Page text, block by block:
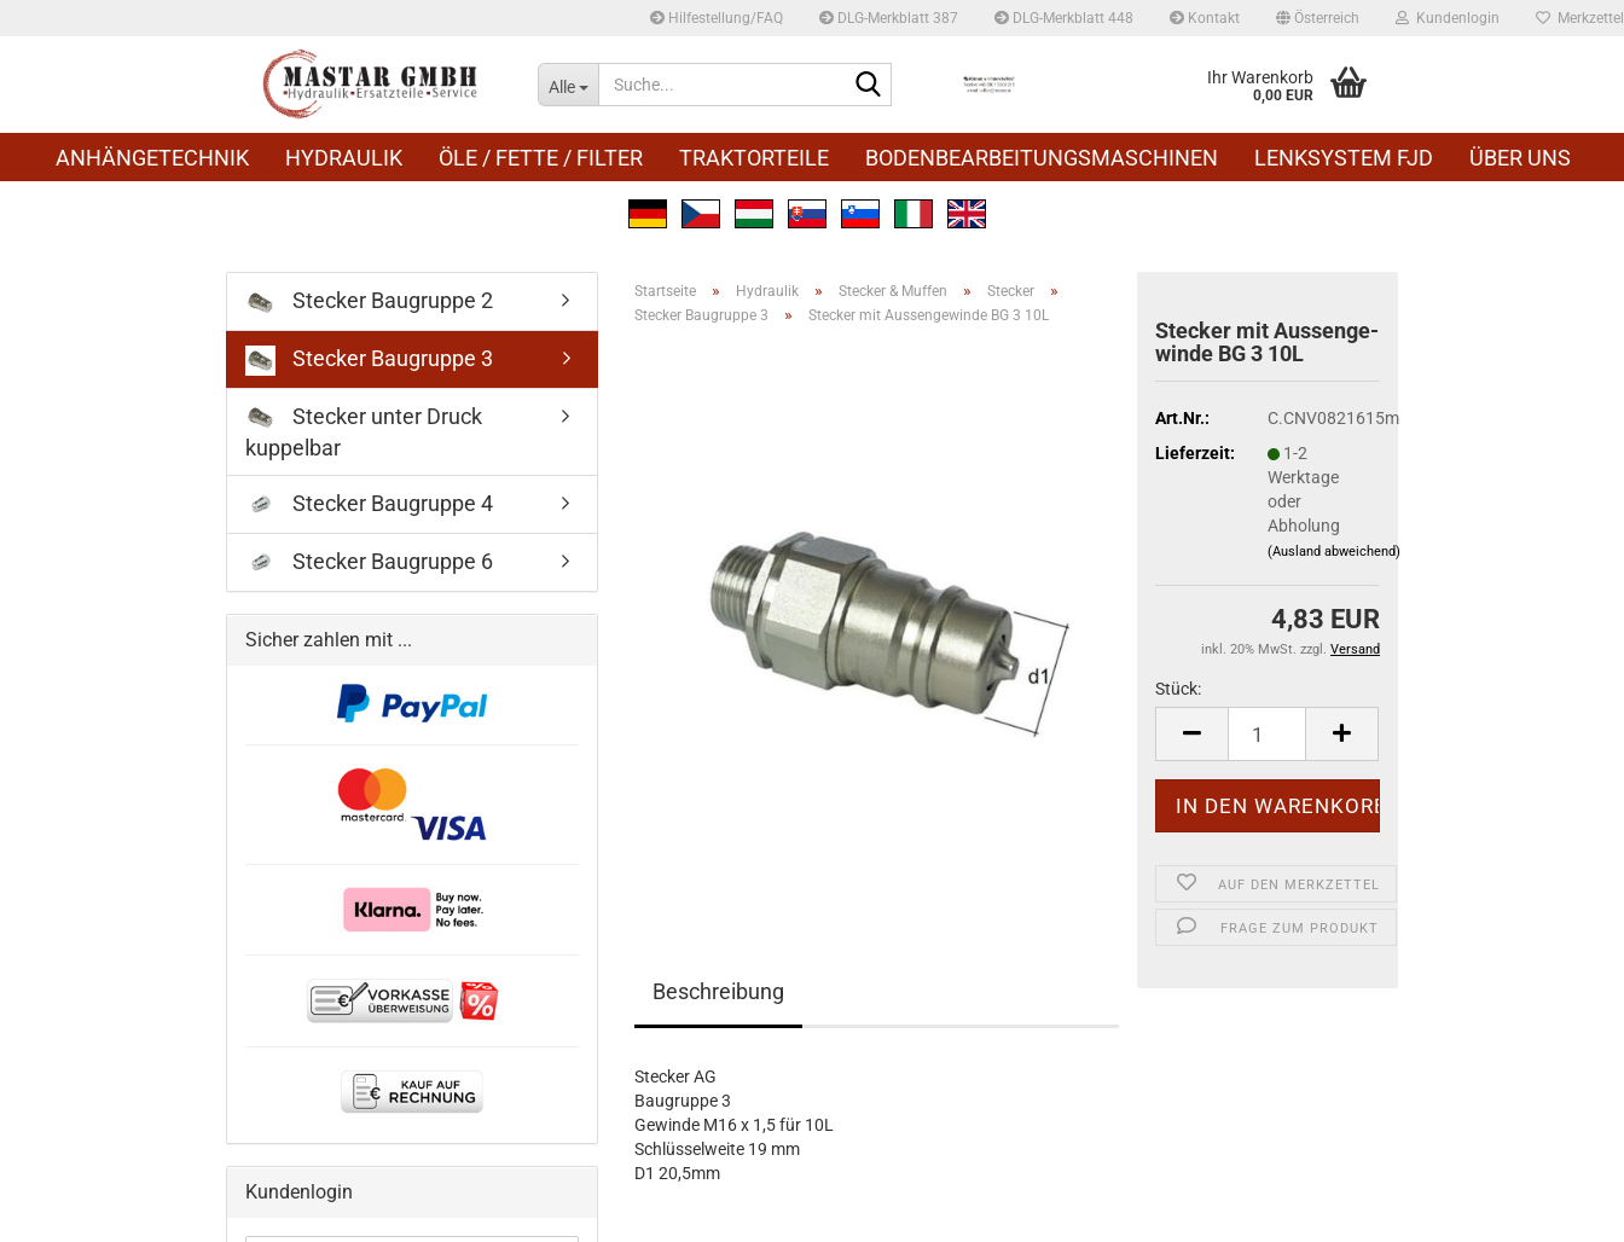
Hilfestellung/FAQ DLG-Merkblatt 387 DLG-Merkblatt 448 Kontakt Österreich Kundenlogin Merkzettel
Alle Ihr Warenkorb
0,00 EUR
ANHÄNGETECHNIK HYDRAULIK ÖLE / FETTE / FILTER TRAKTORTEILE BODENBEARBEITUNGSMASCHINEN LENKSYSTEM FJD ÜBER UNS
Startseite » Hydraulik » Stecker & Muffen » Stecker »
Stecker Baugruppe 3 » Stecker mit Aussengewinde BG 3 10L
Ste­cker mit Aus­sen­ge­
win­de BG 3 10L
Art.Nr.:
C.CNV0821615m
Lieferzeit:
1-2
Werktage
oder
Abholung
(Ausland abweichend)
4,83 EUR
inkl. 20% MwSt. zzgl. Versand
Stück:
Stück
AUF DEN MERKZETTEL
FRAGE ZUM PRODUKT
Beschreibung
Stecker AG
Baugruppe 3
Gewinde M16 x 1,5 für 10L
Schlüsselweite 19 mm
D1 20,5mm
Stecker Baugruppe 2
Stecker Baugruppe 3
Stecker unter Druck
kuppelbar
Stecker Baugruppe 4
Stecker Baugruppe 6
Sicher zahlen mit ...
Kundenlogin